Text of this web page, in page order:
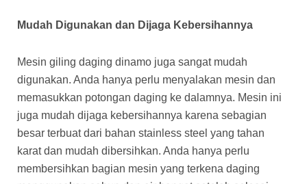
Mudah Digunakan dan Dijaga Kebersihannya
Mesin giling daging dinamo juga sangat mudah
digunakan. Anda hanya perlu menyalakan mesin dan
memasukkan potongan daging ke dalamnya. Mesin ini
juga mudah dijaga kebersihannya karena sebagian
besar terbuat dari bahan stainless steel yang tahan
karat dan mudah dibersihkan. Anda hanya perlu
membersihkan bagian mesin yang terkena daging